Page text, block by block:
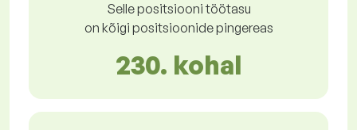
Selle positsiooni töötasu
on kõigi positsioonide pingereas
230. kohal